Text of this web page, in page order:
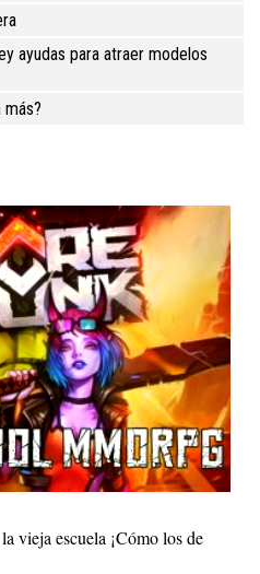
ayudas para atraer modelos
vieja escuela ¡Cómo los de